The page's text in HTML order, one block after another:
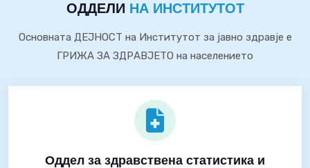
ОДДЕЛИ НА ИНСТИТУТОТ
Основната ДЕЈНОСТ на Институтот за јавно здравје е
ГРИЖА ЗА ЗДРАВЈЕТО на населението
Оддел за здравствена статистика и